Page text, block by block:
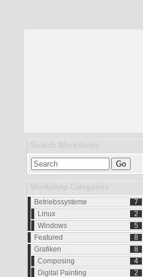
Betriebssysteme
7
Linux
2
Windows
5
Featured
8
Grafiken
8
Composing
4
Digital Painting
2